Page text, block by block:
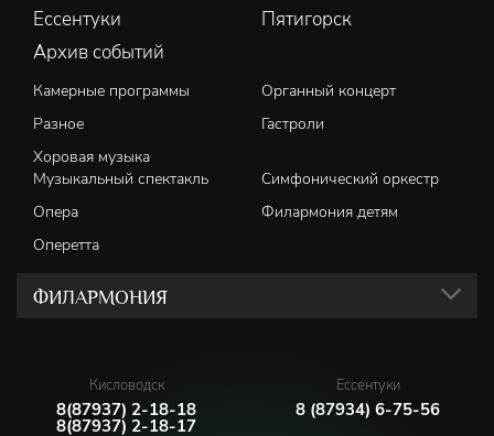
Ессентуки
Пятигорск
Архив событий
Камерные программы
Органный концерт
Разное
Гастроли
Хоровая музыка
Музыкальный спектакль
Симфонический оркестр
Опера
Филармония детям
Оперетта
ФИЛАРМОНИЯ
Кисловодск
8(87937) 2-18-18
8(87937) 2-18-17
Ессентуки
8 (87934) 6-75-56